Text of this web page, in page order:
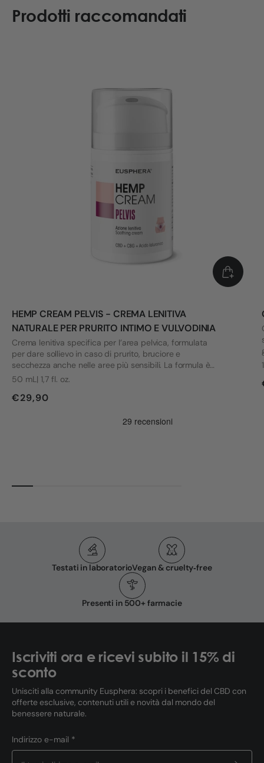
Prodotti raccomandati
HEMP CREAM PELVIS - CREMA LENITIVA
NATURALE PER PRURITO INTIMO E VULVODINIA
Crema lenitiva specifica per l’area pelvica, formulata
per dare sollievo in caso di prurito, bruciore e
secchezza anche nelle aree più sensibili. La formula è
stata sviluppata tenendo conto delle esigenze di chi
50 mL| 1,7 fl. oz.
€29,90
Testati in laboratorioVegan & cruelty‑free
Presenti in 500+ farmacie
Iscriviti ora e ricevi subito il 15% di
sconto
Unisciti alla community Eusphera: scopri i benefici del CBD con
offerte esclusive, contenuti utili e novità dal mondo del
benessere naturale.
Indirizzo e-mail *